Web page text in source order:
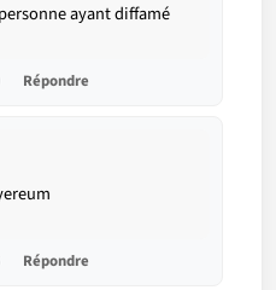
ayant diffamé
Répondre
Répondre